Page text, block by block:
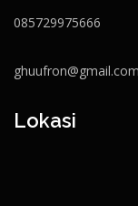
085729975666
ghuufron@gmail.com
Lokasi